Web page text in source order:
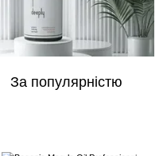
За популярністю